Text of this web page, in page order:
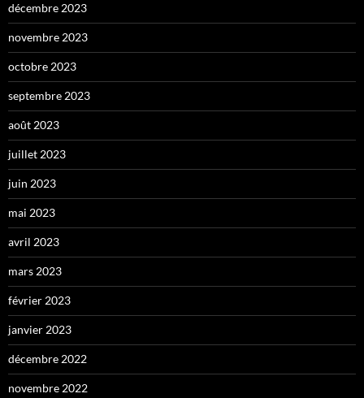
décembre 2023
novembre 2023
octobre 2023
septembre 2023
août 2023
juillet 2023
juin 2023
mai 2023
avril 2023
mars 2023
février 2023
janvier 2023
décembre 2022
novembre 2022